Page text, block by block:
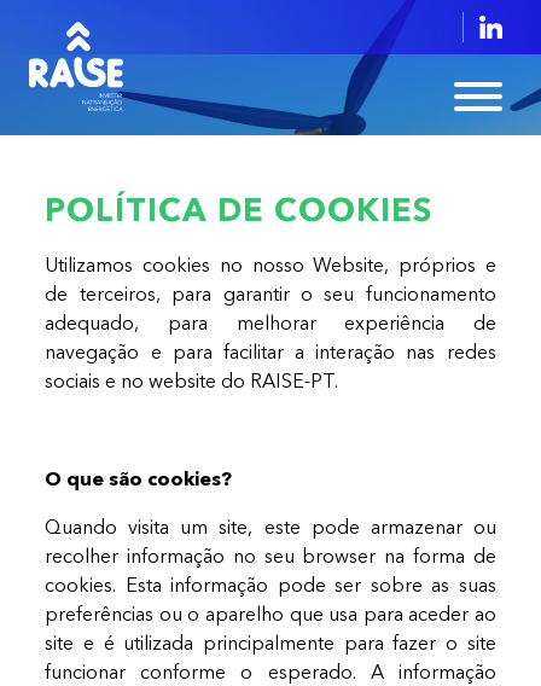
POLÍTICA DE COOKIES
Utilizamos cookies no nosso Website, próprios e
de terceiros, para garantir o seu funcionamento
adequado, para melhorar experiência de
navegação e para facilitar a interação nas redes
sociais e no website do RAISE-PT.
O que são cookies?
Quando visita um site, este pode armazenar ou
recolher informação no seu browser na forma de
cookies. Esta informação pode ser sobre as suas
preferências ou o aparelho que usa para aceder ao
site e é utilizada principalmente para fazer o site
funcionar conforme o esperado. A informação